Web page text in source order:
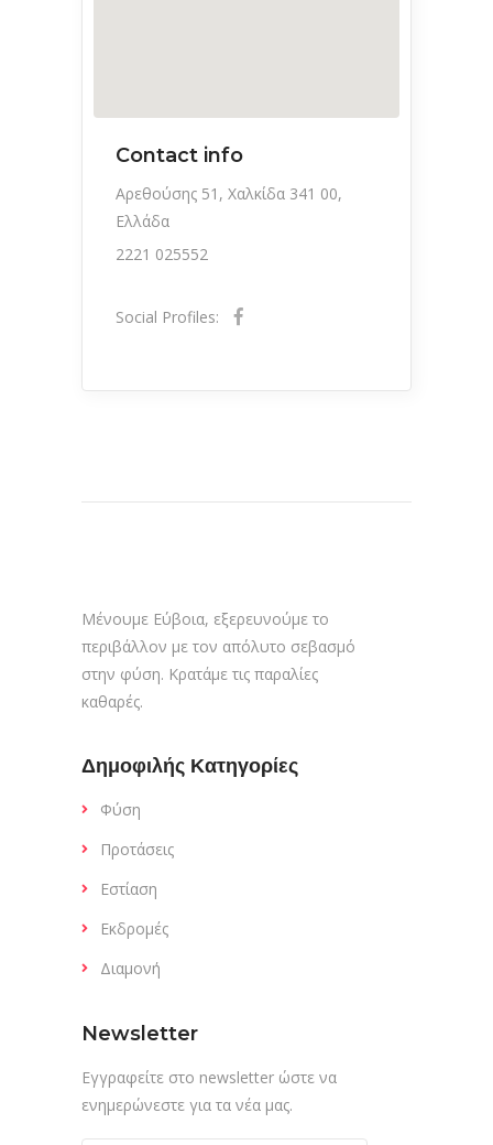
Contact info
Αρεθούσης 51, Χαλκίδα 341 00,
Ελλάδα
2221 025552
Social Profiles:
Μένουμε Εύβοια, εξερευνούμε το
περιβάλλον με τον απόλυτο σεβασμό
στην φύση. Κρατάμε τις παραλίες
καθαρές.
Δημοφιλής Κατηγορίες
Φύση
Προτάσεις
Εστίαση
Εκδρομές
Διαμονή
Newsletter
Εγγραφείτε στο newsletter ώστε να
ενημερώνεστε για τα νέα μας.